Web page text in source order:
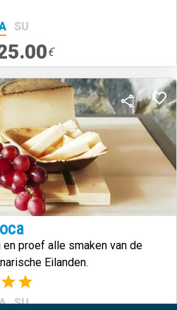
SU
€
proef alle smaken van de
Eilanden.
(1)
SU